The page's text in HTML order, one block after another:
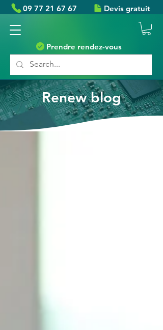
09 77 21 67 67 Devis gratuit
Prendre rendez-vous
Renew blog